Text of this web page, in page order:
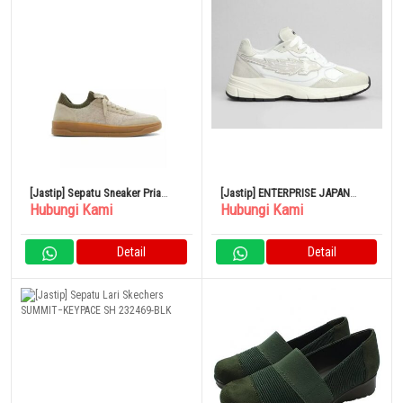
[Jastip] Sepatu Sneaker Pria
Aldo Sepatu Mitchell Bone
Hubungi Kami
Detail
[Jastip] ENTERPRISE JAPAN
Sepatu Kets Putih Pria 2024
Hubungi Kami
Detail